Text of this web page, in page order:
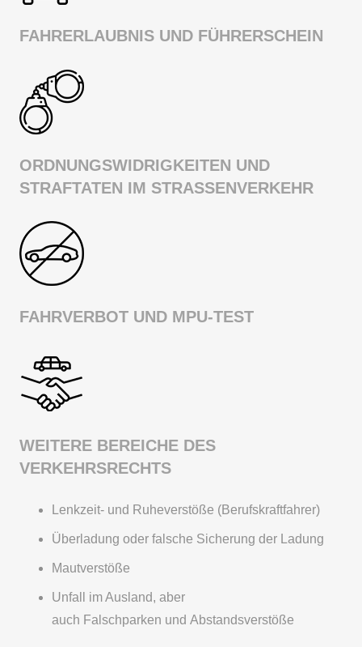
FAHRERLAUBNIS UND FÜHRERSCHEIN
ORDNUNGSWIDRIGKEITEN UND
STRAFTATEN IM STRASSENVERKEHR
FAHRVERBOT UND MPU-TEST
WEITERE BEREICHE DES
VERKEHRSRECHTS
Lenkzeit- und Ruheverstöße (Berufskraftfahrer)
Überladung oder falsche Sicherung der Ladung
Mautverstöße
Unfall im Ausland, aber
auch Falschparken und Abstandsverstöße